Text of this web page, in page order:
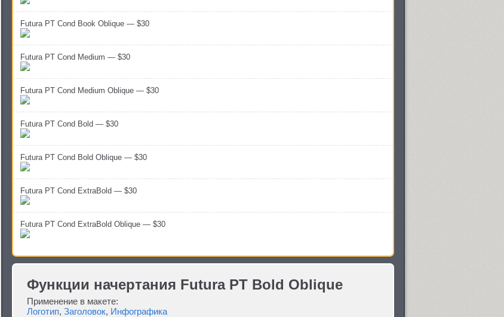
Futura PT Cond Book Oblique — $30
Futura PT Cond Medium — $30
Futura PT Cond Medium Oblique — $30
Futura PT Cond Bold — $30
Futura PT Cond Bold Oblique — $30
Futura PT Cond ExtraBold — $30
Futura PT Cond ExtraBold Oblique — $30
Функции начертания Futura PT Bold Oblique
Применение в макете:
Логотип, Заголовок, Инфографика